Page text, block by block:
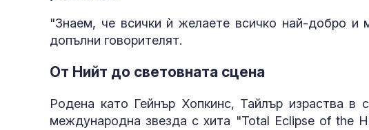
"Знаем, че всички ѝ желаете всичко най-добро
допълни говорителят.
От Нийт до световната сцена
Родена като Гейнър Хопкинс, Тайлър израства
международна звезда с хита "Total Eclipse of the